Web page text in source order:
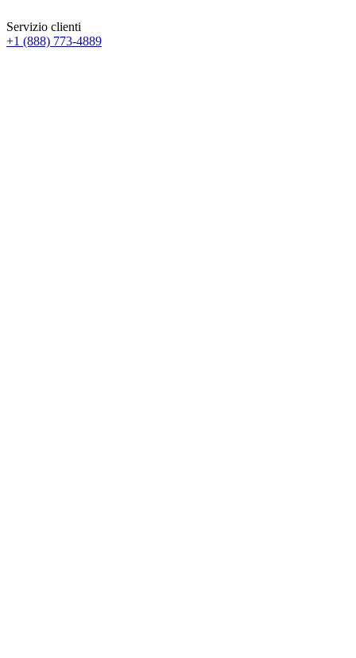
Servizio clienti
+1 (888) 773-4889